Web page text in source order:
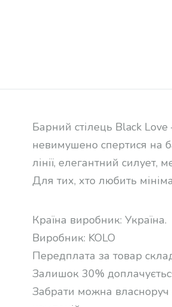
Барний стілець Black Love
невимушено спертися на
лінії, елегантний силует,
Для тих, хто любить
Країна виробник: Україна.
Виробник: KOLO
Передплата за товар
Залишок 30%
Забрати можна власноруч